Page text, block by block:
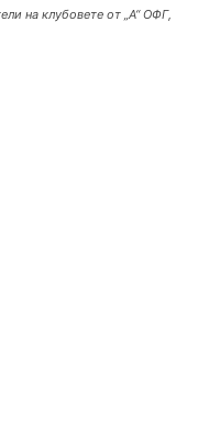
на клубовете от „А“ ОФГ,